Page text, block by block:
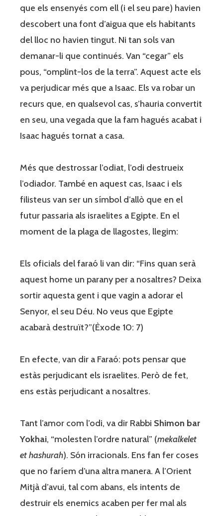
que els ensenyés com ell (i el seu pare) havien
descobert una font d’aigua que els habitants
del lloc no havien tingut. Ni tan sols van
demanar-li que continués. Van “cegar” els
pous, “omplint-los de la terra”. Aquest acte els
va perjudicar més que a Isaac. Els va robar un
recurs que, en qualsevol cas, s’hauria convertit
en seu, una vegada que la fam hagués acabat i
Isaac hagués tornat a casa.
Més que destrossar l’odiat, l’odi destrueix
l’odiador. També en aquest cas, Isaac i els
filisteus van ser un símbol d’allò que en el
futur passaria als israelites a Egipte. En el
moment de la plaga de llagostes, llegim:
Els oficials del faraó li van dir: “Fins quan serà
aquest home un parany per a nosaltres? Deixa
sortir aquesta gent i que vagin a adorar el
Senyor, el seu Déu. No veus que Egipte
acabarà destruït?”(Èxode 10: 7)
En efecte, van dir a Faraó: pots pensar que
estàs perjudicant els israelites. Però de fet,
ens estàs perjudicant a nosaltres.
Tant l’amor com l’odi, va dir Rabbi Shimon bar
Yokhai, “molesten l’ordre natural” (mekalkelet
et hashurah). Són irracionals. Ens fan fer coses
que no faríem d’una altra manera. A l’Orient
Mitjà d’avui, tal com abans, els intents de
destruir els enemics acaben per fer mal als